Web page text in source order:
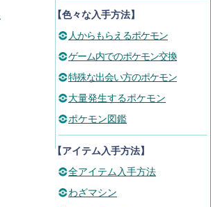
【色々な入手方法】
人からもらえるポケモン
ゲーム内でのポケモン交換
特殊な出会い方のポケモン
大量発生するポケモン
ポケモン図鑑
【アイテム入手方法】
全アイテム入手方法
わざマシン